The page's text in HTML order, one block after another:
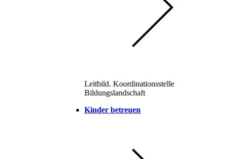
Leitbild. Koordinationsstelle
Bildungslandschaft
Kinder betreuen